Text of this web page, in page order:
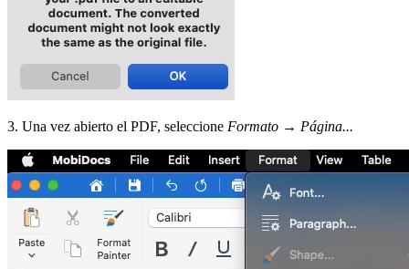
3. Una vez abierto el PDF, seleccione Formato → Página...